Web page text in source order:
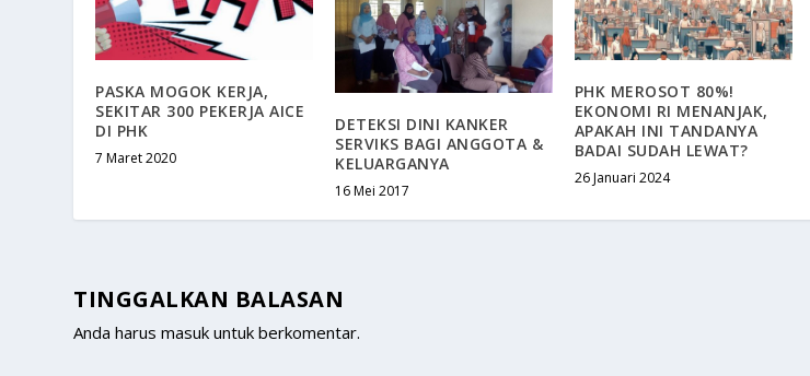
PASKA MOGOK KERJA,
SEKITAR 300 PEKERJA AICE
DI PHK
7 Maret 2020
DETEKSI DINI KANKER
SERVIKS BAGI ANGGOTA &
KELUARGANYA
16 Mei 2017
PHK MEROSOT 80%!
EKONOMI RI MENANJAK,
APAKAH INI TANDANYA
BADAI SUDAH LEWAT?
26 Januari 2024
TINGGALKAN BALASAN
Anda harusmasuk untuk berkomentar.